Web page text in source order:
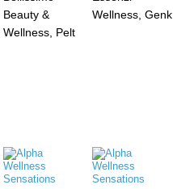
Beauty &
Wellness, Pelt
Wellness, Genk